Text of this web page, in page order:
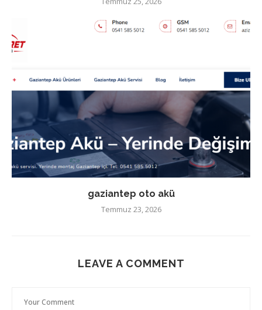
gaziantep oto akü
Temmuz 23, 2026
LEAVE A COMMENT